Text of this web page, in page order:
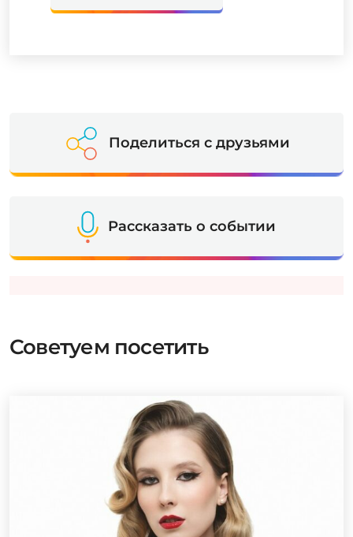
Поделиться с друзьями
Рассказать о событии
Советуем посетить